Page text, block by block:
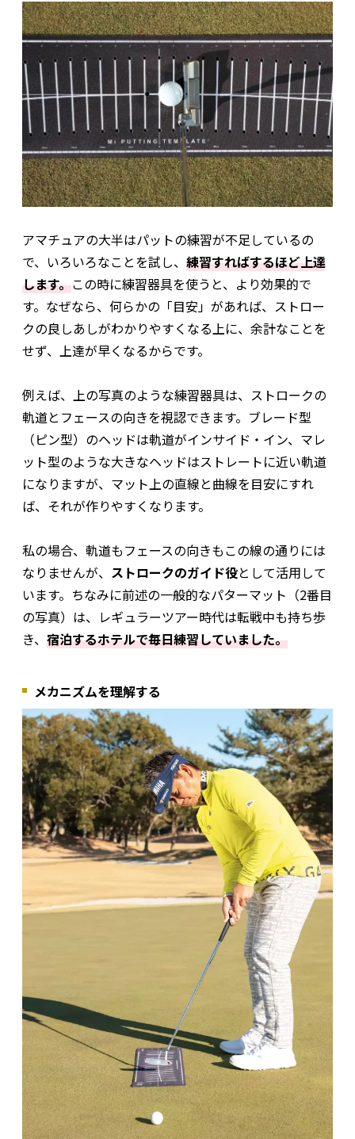
アマチュアの大半はパットの練習が不足しているの
で、いろいろなことを試し、 練習すればするほど上達
します。この時に練習器具を使うと、より効果的で
す。なぜなら、何らかの「目安」があれば、ストロー
クの良しあしがわかりやすくなる上に、余計なことを
せず、上達が早くなるからです。
例えば、上の写真のような練習器具は、ストロークの
軌道とフェースの向きを視認できます。ブレード型
（ピン型）のヘッドは軌道がインサイド・イン、マレ
ット型のような大きなヘッドはストレートに近い軌道
になりますが、マット上の直線と曲線を目安にすれ
ば、それが作りやすくなります。
私の場合、軌道もフェースの向きもこの線の通りには
なりませんが、 ストロークのガイド役として活用して
います。ちなみに前述の一般的なパターマット（2番目
の写真）は、レギュラーツアー時代は転戦中も持ち歩
き、 宿泊するホテルで毎日練習していました。
メカニズムを理解する